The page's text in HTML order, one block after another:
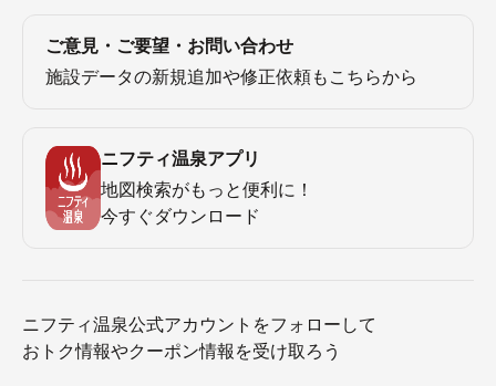
ご意見・ご要望・お問い合わせ
施設データの新規追加や修正依頼もこちらから
ニフティ温泉アプリ
地図検索がもっと便利に！
今すぐダウンロード
ニフティ温泉公式アカウントをフォローして
おトク情報やクーポン情報を受け取ろう